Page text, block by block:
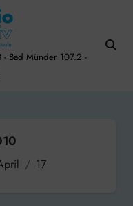
- Bad Münder 107.2 -
17